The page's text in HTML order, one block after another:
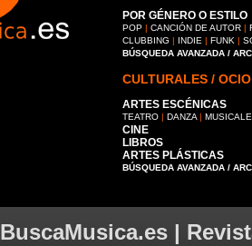
POR GÉNERO O ESTILO
POP | CANCIÓN DE AUTOR |
CLUBBING | INDIE | FUNK |
BÚSQUEDA AVANZADA /
CULTURALES / OCIO
ARTES ESCÉNICAS
TEATRO | DANZA |
CINE
LIBROS
ARTES PLÁSTICAS
BÚSQUEDA AVANZADA /
BuscaMusica.es |